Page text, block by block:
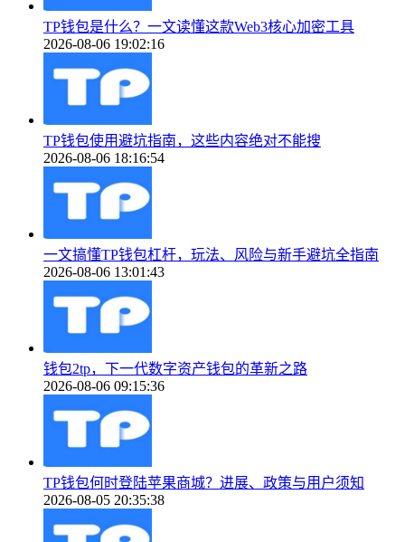
TP钱包是什么？一文读懂这款Web3核心加密工具
2026-08-06 19:02:16
TP钱包使用避坑指南，这些内容绝对不能搜
2026-08-06 18:16:54
一文搞懂TP钱包杠杆，玩法、风险与新手避坑全指南
2026-08-06 13:01:43
钱包2tp，下一代数字资产钱包的革新之路
2026-08-06 09:15:36
TP钱包何时登陆苹果商城？进展、政策与用户须知
2026-08-05 20:35:38